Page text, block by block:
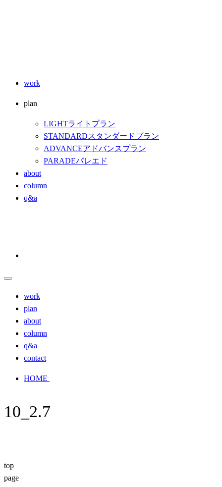
work
plan
LIGHTライトプラン
STANDARDスタンダードプラン
ADVANCEアドバンスプラン
PARADEパレエド
about
column
q&a
work
plan
about
column
q&a
contact
HOME
10_2.7
top
page